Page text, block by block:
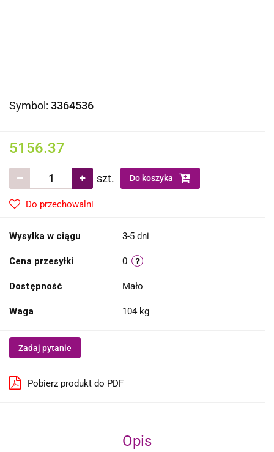
Symbol: 3364536
5156.37
szt. Do koszyka
Do przechowalni
Wysyłka w ciągu 3-5 dni
Cena przesyłki 0
Dostępność Mało
Waga 104 kg
Zadaj pytanie
Pobierz produkt do PDF
Opis